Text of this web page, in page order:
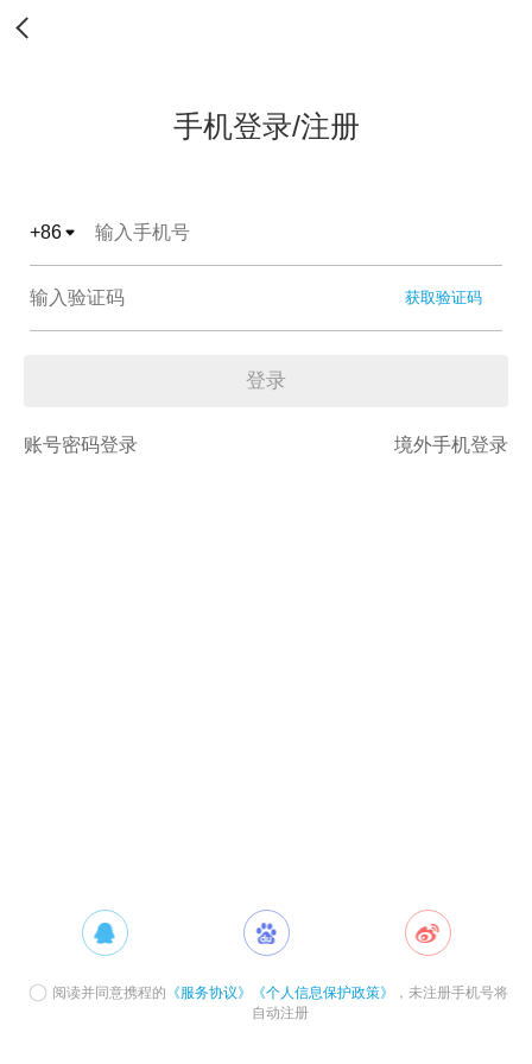
手机登录/注册
+86
获取验证码
登录
账号密码登录 境外手机登录
阅读并同意携程的 《服务协议》 《个人信息保护政策》
，未注册手机号将
自动注册